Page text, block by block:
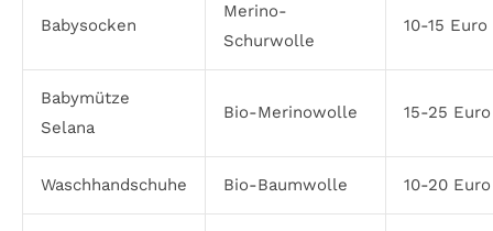
Babysocken
Merino-
Schurwolle
10-15 Euro
Babymütze
Selana
Bio-Merinowolle 15-25 Euro
Waschhandschuhe Bio-Baumwolle 10-20 Euro